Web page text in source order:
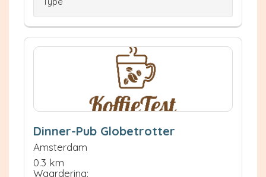
Dinner-Pub Globetrotter
Amsterdam
0.3 km
Waardering: